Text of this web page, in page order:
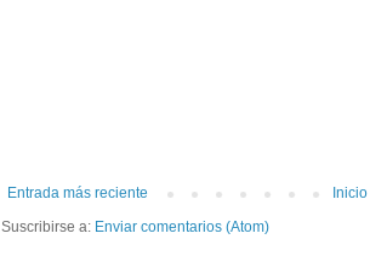
Entrada más reciente
Inicio
Suscribirse a: Enviar comentarios (Atom)